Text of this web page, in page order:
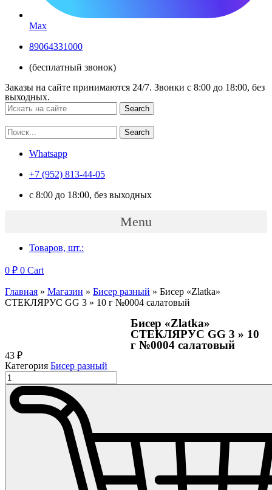
Max
89064331000
(бесплатный звонок)
Заказы на сайте принимаются 24/7. Звонки c 8:00 до 18:00, без
выходных.
Search
Search
Whatsapp
+7 (952) 813-44-05
c 8:00 до 18:00, без выходных
Menu
Товаров, шт.:
0 ₽ 0 Cart
Главная » Магазин » Бисер разный » Бисер «Zlatka»
СТЕКЛЯРУС GG 3 » 10 г №0004 салатовый
Бисер «Zlatka»
СТЕКЛЯРУС GG 3 » 10
г №0004 салатовый
43 ₽
Категория Бисер разный
Количество
товара
Бисер
"Zlatka"
СТЕКЛЯРУС